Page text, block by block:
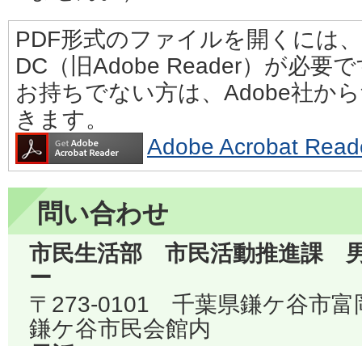
PDF形式のファイルを開くには
DC（旧Adobe Reader）が必要
お持ちでない方は、Adobe社か
きます。
Adobe Acrobat
問い合わせ
市民生活部 市民活動推進課
ー
〒273-0101 千葉県鎌ケ谷市
鎌ケ谷市民会館内